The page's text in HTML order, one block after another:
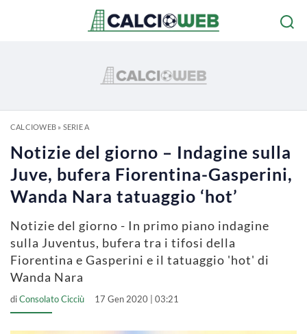
CALCIOWEB» SERIE A
Notizie del giorno – Indagine sulla
Juve, bufera Fiorentina-Gasperini,
Wanda Nara tatuaggio ‘hot’
Notizie del giorno - In primo piano indagine
sulla Juventus, bufera tra i tifosi della
Fiorentina e Gasperini e il tatuaggio 'hot' di
Wanda Nara
diConsolato Cicciù 17 Gen 2020 | 03:21